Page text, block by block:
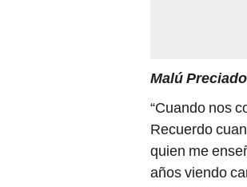
Malú
“Cuando nos
Recuerdo
quien me
años viendo